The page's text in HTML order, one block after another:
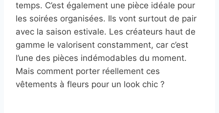
temps. C’est également une pièce idéale pour
les soirées organisées. Ils vont surtout de pair
avec la saison estivale. Les créateurs haut de
gamme le valorisent constamment, car c’est
l’une des pièces indémodables du moment.
Mais comment porter réellement ces
vêtements à fleurs pour un look chic ?